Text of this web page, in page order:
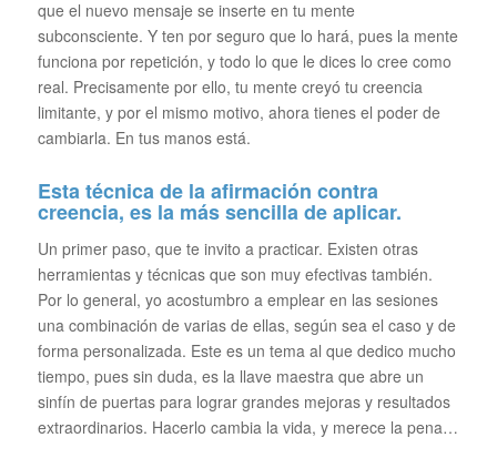
que el nuevo mensaje se inserte en tu mente
subconsciente. Y ten por seguro que lo hará, pues la mente
funciona por repetición, y todo lo que le dices lo cree como
real. Precisamente por ello, tu mente creyó tu creencia
limitante, y por el mismo motivo, ahora tienes el poder de
cambiarla. En tus manos está.
Esta técnica de la afirmación contra
creencia, es la más sencilla de aplicar.
Un primer paso, que te invito a practicar. Existen otras
herramientas y técnicas que son muy efectivas también.
Por lo general, yo acostumbro a emplear en las sesiones
una combinación de varias de ellas, según sea el caso y de
forma personalizada. Este es un tema al que dedico mucho
tiempo, pues sin duda, es la llave maestra que abre un
sinfín de puertas para lograr grandes mejoras y resultados
extraordinarios. Hacerlo cambia la vida, y merece la pena…